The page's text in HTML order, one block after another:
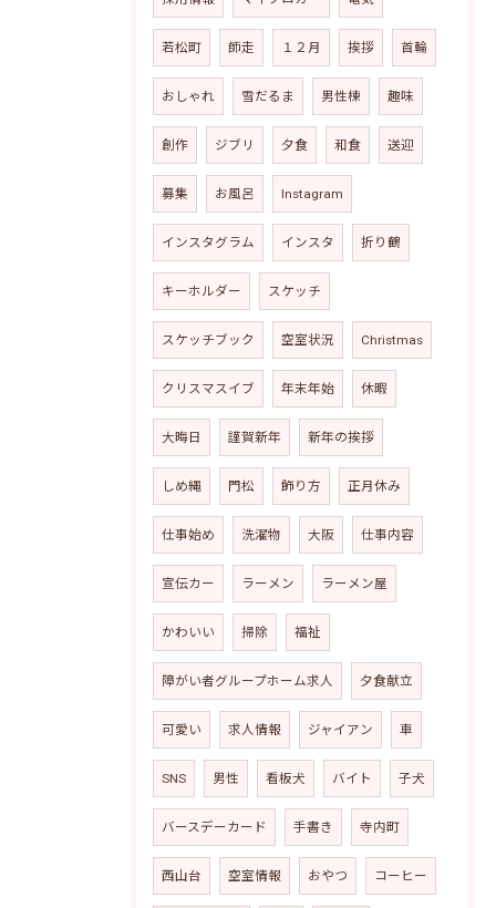
若松町 師走 １２月 挨拶 首輪
おしゃれ 雪だるま 男性棟 趣味
創作 ジブリ 夕食 和食 送迎
募集 お風呂 Instagram
インスタグラム インスタ 折り鶴
キーホルダー スケッチ
スケッチブック 空室状況 Christmas
クリスマスイブ 年末年始 休暇
大晦日 謹賀新年 新年の挨拶
しめ縄 門松 飾り方 正月休み
仕事始め 洗濯物 大阪 仕事内容
宣伝カー ラーメン ラーメン屋
かわいい 掃除 福祉
障がい者グループホーム求人 夕食献立
可愛い 求人情報 ジャイアン 車
SNS 男性 看板犬 バイト 子犬
バースデーカード 手書き 寺内町
西山台 空室情報 おやつ コーヒー